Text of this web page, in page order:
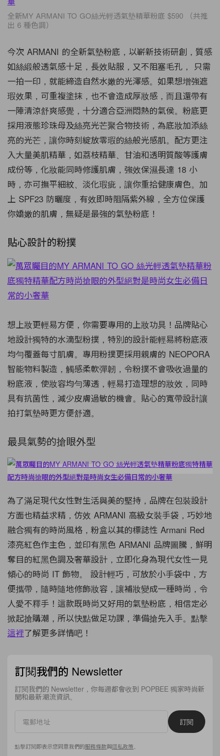
全新MY ARMANI TO GO絲光輕透氣墊精華粉底 $590 （共推
出 6 種色調）
今次 ARMANI 的全新氣墊粉底 ，以嶄新技術研創，質感
如絲緞般透氣感十足，長效貼服，又不阻塞毛孔， 只需
一拍一印，就能締造自然水嫩的光澤感。如果想增強遮
瑕效果，可重複塗抹，也不會造成厚妝感，而且還帶有
一陣清涼舒爽感覺，十分適合亞洲悶熱的氣侯。粉底更
採用液態珍珠母及絲亮光芒聚合物技術，為底妝加添絲
亮的光芒，讓你時刻綻放零瑕的絲般光感肌。 配方更注
入大量美肌精華，如荔枝精華、甘油和透明質酸等護膚
成份等， 化妝能同時修護肌膚， 強效保濕長達 18 小
時，亦可撫平細紋、淡化瑕疵， 讓你重拾健康膚色。 加
上 SPF23 防曬度，有效即時阻隔紫外線，全方位保護
你嬌嫩的肌膚，無疑是最強的氣墊粉底！
貼心設計的粉撲
想上妝更輕易方便，你需要專用的上妝功具！品牌貼心
地設計獨特的水滴型粉撲，特別的設計能輕易將粉底液
均勻覆蓋每寸肌膚。專用粉撲更採用親膚的 NEOPORA
智能物料製造，觸感柔軟彈韌，令粉撲不會吸收過量的
粉底液，使妝容均勻薄透，輕易打造理想的妝效，同時
具有抗菌性，減少皮膚過敏的機會。 貼心的寬帶設計讓
拍打氣墊時更方便舒適。
最具氣勢的搶眼外型
為了滿足現代女性對生活與美的堅持， 品牌在包裝設計
方面也精益求精，仿效 ARMANI 高級女裝手袋，巧妙地
融合獨有的時尚風格，粉盒以其的標誌性 Armani Red
漆亮紅色作主色，並印有黑色 ARMANI 品牌圖騰， 鮮明
奪目的紅黑色調及奢華設計 ， 立即化身為現代女性一見
傾心的時尚 IT 飾物。 設計輕巧，可放於小手袋中，方
便攜帶，隨時隨地修飾妝容，讓補妝變成一種時尚，令
人愛不釋手！這款既時尚又好用的氣墊粉底 ，相信定必
掀起搶購潮，所以快點做足功課，準備搶先入手。點擊
這裡了解更多詳情吧 ！
訂閱我們的 Newsletter
訂閱我們的 Newsletter，你每週都會收到 POPBEE 獨家時尚新
聞和最新潮流資訊。
訂閱
點擊訂閱即表示您同意我們的服務條款與隱私政策